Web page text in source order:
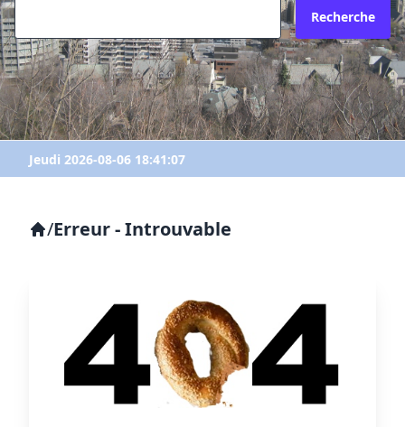
Recherche
Jeudi 2026-08-06 18:41:07
/Erreur - Introuvable